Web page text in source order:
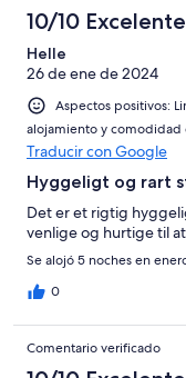
10/10 Excelente
Helle
26 de ene de 2024
Aspectos positivos:
alojamiento y comodidad
Traducir con Google
Hyggeligt og rart
Det er et rigtig
venlige og hurtige til
Se alojó 5 noches en
0
Comentario verificado